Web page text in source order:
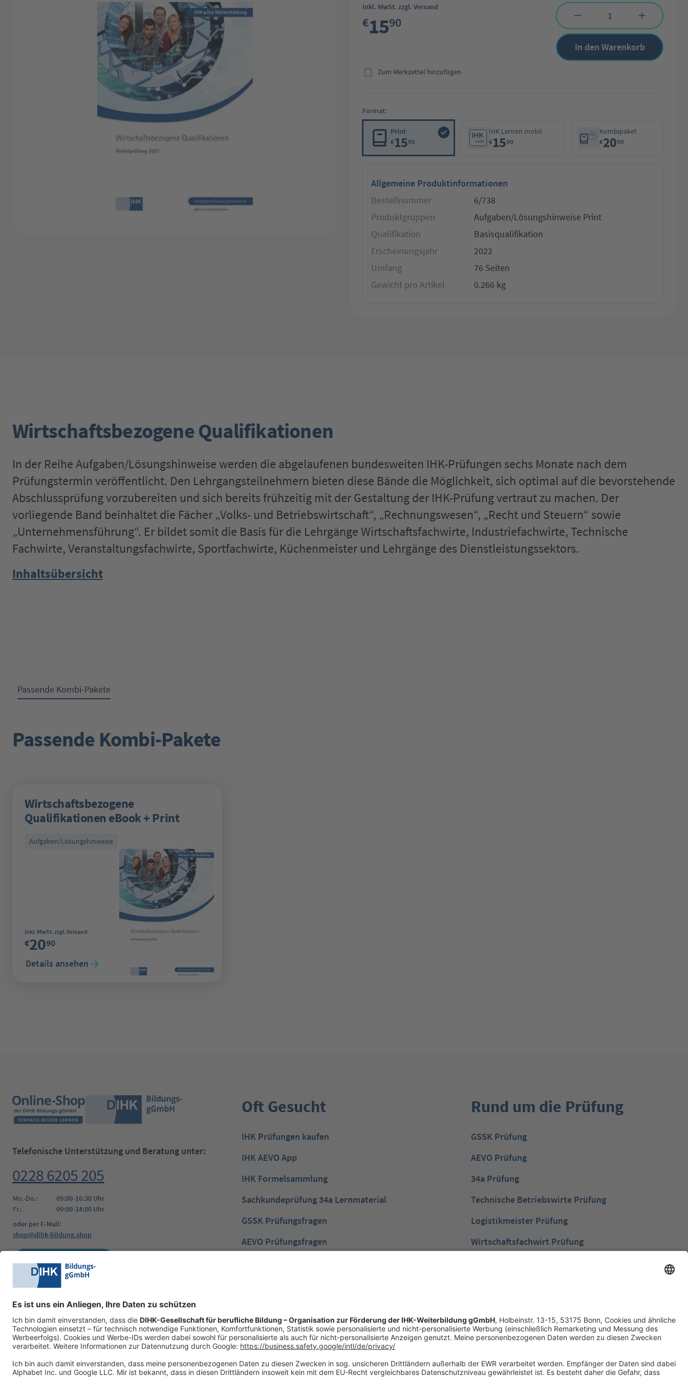
inkl. MwSt. zzgl. Versand
€1590
Produkt Anzahl: Gib den gewünschten
In den Warenkorb
Zum Merkzettel hinzufügen
Format:
Print
€1590
IHK Lernen mobil
€1590
Kombipaket
€2090
Allgemeine Produktinformationen
Bestellnummer
6/738
Produktgruppen
Aufgaben/Lösungshinweise Print
Qualifikation
Basisqualifikation
Erscheinungsjahr
2022
Umfang
76 Seiten
Gewicht pro Artikel
0.266 kg
Wirtschaftsbezogene Qualifikationen
In der Reihe Aufgaben/Lösungshinweise werden die abgelaufenen bundesweiten IHK-Prüfungen sechs Monate nach dem
Prüfungstermin veröffentlicht. Den Lehrgangsteilnehmern bieten diese Bände die Möglichkeit, sich optimal auf die bevorstehende
Abschlussprüfung vorzubereiten und sich bereits frühzeitig mit der Gestaltung der IHK-Prüfung vertraut zu machen. Der
vorliegende Band beinhaltet die Fächer „Volks- und Betriebswirtschaft“, „Rechnungswesen“, „Recht und Steuern“ sowie
„Unternehmensführung“. Er bildet somit die Basis für die Lehrgänge Wirtschaftsfachwirte, Industriefachwirte, Technische
Fachwirte, Veranstaltungsfachwirte, Sportfachwirte, Küchenmeister und Lehrgänge des Dienstleistungssektors.
Inhaltsübersicht
Passende Kombi-Pakete
Produktgalerie überspringen
Passende Kombi-Pakete
Wirtschaftsbezogene
Qualifikationen eBook + Print
Aufgaben/Lösungshinweise
Regulärer Preis:
inkl. MwSt. zzgl. Versand
€2090
Details ansehen
Telefonische Unterstützung und Beratung unter:
0228 6205 205
Mo.-Do.:
09:00-16:30 Uhr
Fr.:
09:00-14:00 Uhr
oder per E-Mail:
shop@dihk-bildung.shop
Social Media
Oft Gesucht
IHK Prüfungen kaufen
IHK AEVO App
IHK Formelsammlung
Sachkundeprüfung 34a Lernmaterial
GSSK Prüfungsfragen
AEVO Prüfungsfragen
NTG Industriemeister
Rund um die Prüfung
GSSK Prüfung
AEVO Prüfung
34a Prüfung
Technische Betriebswirte Prüfung
Logistikmeister Prüfung
Wirtschaftsfachwirt Prüfung
Handelsfachwirt Prüfung
Fachwirte im Gesundheits- und Sozialwesen